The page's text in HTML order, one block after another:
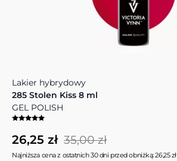
Lakier hybrydowy
285 Stolen Kiss 8 ml
GEL POLISH
26,25 zł 35,00 zł
Najniższa cena z ostatnich 30 dni przed obniżką: 26,25 zł